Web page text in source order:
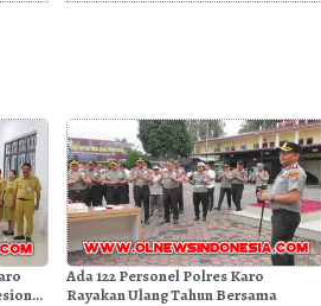
Ada 122 Personel Polres Karo
Rayakan Ulang Tahun Bersama